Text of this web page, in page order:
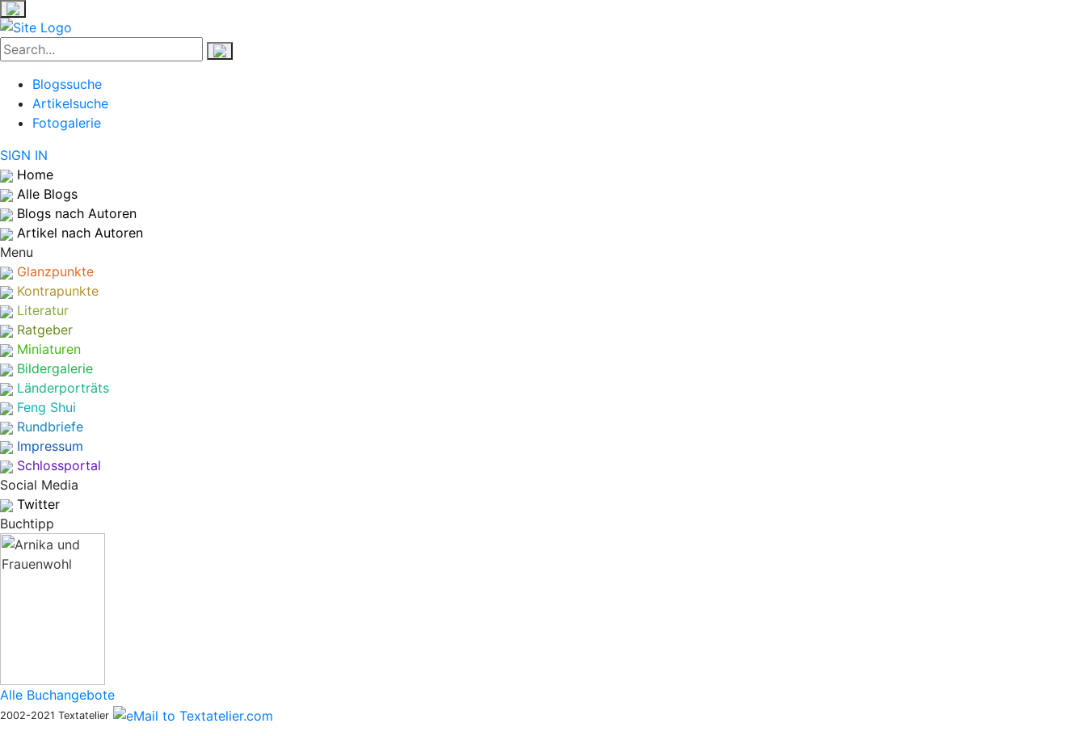
Blogssuche
Artikelsuche
Fotogalerie
SIGN IN
Home
Alle Blogs
Blogs nach Autoren
Artikel nach Autoren
Menu
Glanzpunkte
Kontrapunkte
Literatur
Ratgeber
Miniaturen
Bildergalerie
Länderporträts
Feng Shui
Rundbriefe
Impressum
Schlossportal
Social Media
Twitter
Buchtipp
Alle Buchangebote
2002-2021 Textatelier